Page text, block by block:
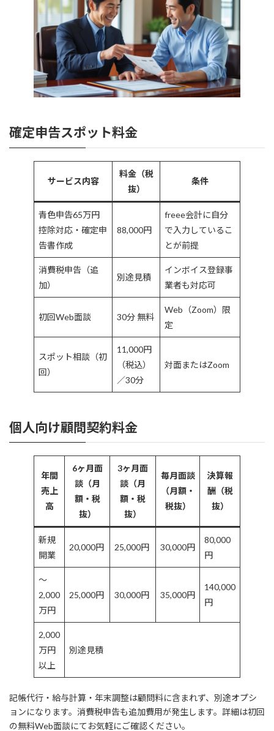
確定申告スポット料金
サービス内容
料金（税
抜）
条件
青色申告65万円
控除対応・確定申
告書作成
88,000円
freee会計に自分
で入力しているこ
とが前提
消費税申告（追
加）
別途見積
インボイス登録事
業者も対応可
初回Web面談 30分 無料
Web（Zoom）限
定
スポット相談（初
回）
11,000円
（税込）
／30分
対面またはZoom
個人向け顧問契約料金
年間
売上
高
6ヶ月面
談（月
額・税
抜）
3ヶ月面
談（月
額・税
抜）
毎月面談
（月額・
税抜）
決算報
酬（税
抜）
新規
開業
20,000円 25,000円 30,000円
80,000
円
〜
2,000
万円
25,000円 30,000円 35,000円
140,000
円
2,000
万円
以上
別途見積
記帳代行・給与計算・年末調整は顧問料に含まれず、別途オプシ
ョンになります。消費税申告も追加費用が発生します。詳細は初回
の無料Web面談にてお気軽にご確認ください。